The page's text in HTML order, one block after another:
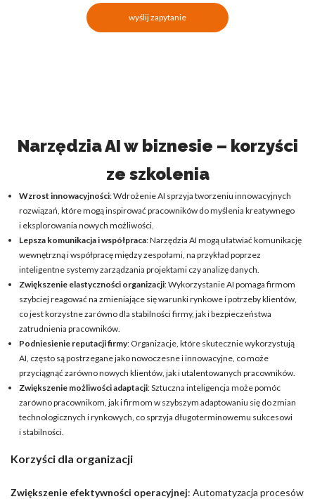
wyślij zapytanie
Narzędzia AI w biznesie – korzyści
ze szkolenia
Wzrost innowacyjności: Wdrożenie AI sprzyja tworzeniu innowacyjnych
rozwiązań, które mogą inspirować pracowników do myślenia kreatywnego
i eksplorowania nowych możliwości.
Lepsza komunikacja i współpraca: Narzędzia AI mogą ułatwiać komunikację
wewnętrzną i współpracę między zespołami, na przykład poprzez
inteligentne systemy zarządzania projektami czy analizę danych.
Zwiększenie elastyczności organizacji: Wykorzystanie AI pomaga firmom
szybciej reagować na zmieniające się warunki rynkowe i potrzeby klientów,
co jest korzystne zarówno dla stabilności firmy, jak i bezpieczeństwa
zatrudnienia pracowników.
Podniesienie reputacji firmy: Organizacje, które skutecznie wykorzystują
AI, często są postrzegane jako nowoczesne i innowacyjne, co może
przyciągnąć zarówno nowych klientów, jak i utalentowanych pracowników.
Zwiększenie możliwości adaptacji: Sztuczna inteligencja może pomóc
zarówno pracownikom, jak i firmom w szybszym adaptowaniu się do zmian
technologicznych i rynkowych, co sprzyja długoterminowemu sukcesowi
i stabilności.
Korzyści dla organizacji
Zwiększenie efektywności operacyjnej: Automatyzacja procesów